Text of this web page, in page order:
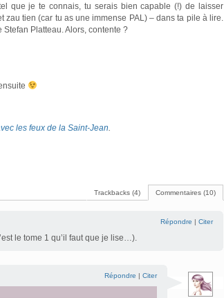
que je te connais, tu serais bien capable (!) de laisser
tien (car tu as une immense PAL) – dans ta pile à lire.
Stefan Platteau. Alors, contente ?
les feux de la Saint-Jean.
Commentaires (10)
Trackbacks (4)
Répondre | Citer
le tome 1 qu’il faut que je lise…).
Répondre | Citer